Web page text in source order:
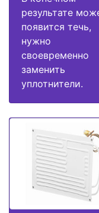
результате
появится течь,
нужно
своевременно
заменить
уплотнители.